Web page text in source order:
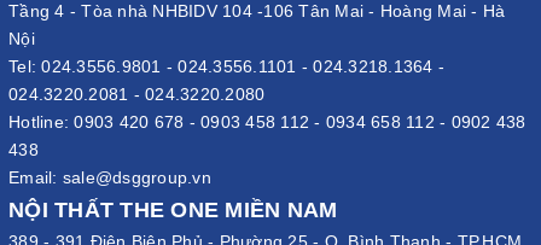
Tầng 4 - Tòa nhà NHBIDV 104 -106 Tân Mai - Hoàng Mai - Hà
Nội
Tel:024.3556.9801 -024.3556.1101 -024.3218.1364 -
024.3220.2081 - 024.3220.2080
Hotline:0903 420 678 - 0903 458 112 - 0934 658 112 - 0902 438
438
Email: sale@dsggroup.vn
NỘI THẤT THE ONE MIỀN NAM